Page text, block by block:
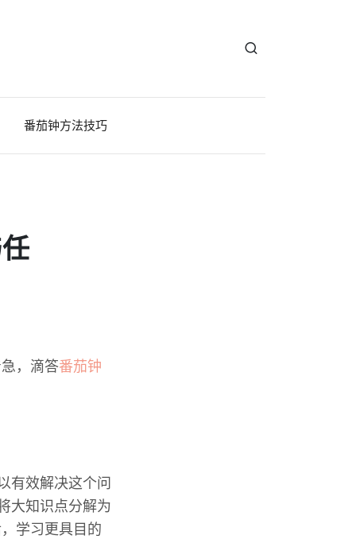
番茄钟方法技巧
，滴答番茄钟
有效解决这个问
大知识点分解为
学习更具目的